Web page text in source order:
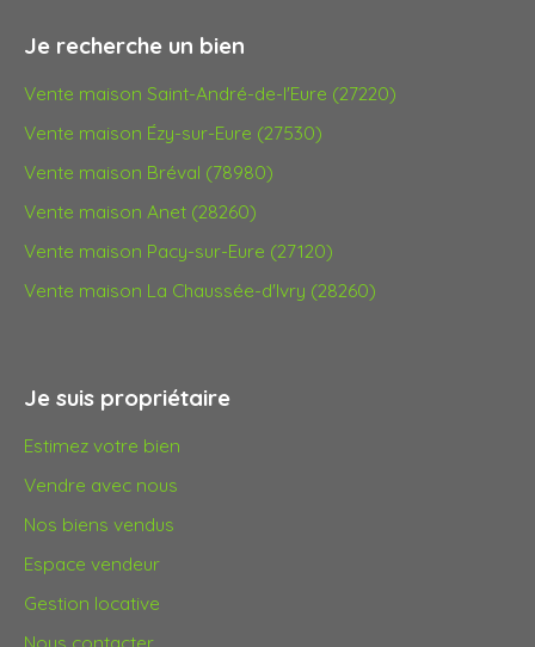
Je recherche un bien
Vente maison Saint-André-de-l'Eure (27220)
Vente maison Ézy-sur-Eure (27530)
Vente maison Bréval (78980)
Vente maison Anet (28260)
Vente maison Pacy-sur-Eure (27120)
Vente maison La Chaussée-d'Ivry (28260)
Je suis propriétaire
Estimez votre bien
Vendre avec nous
Nos biens vendus
Espace vendeur
Gestion locative
Nous contacter